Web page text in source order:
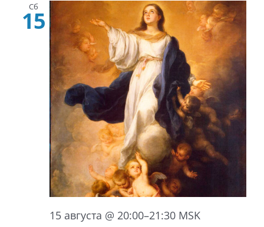
Сб
15
15 августа @ 20:00–21:30 MSK